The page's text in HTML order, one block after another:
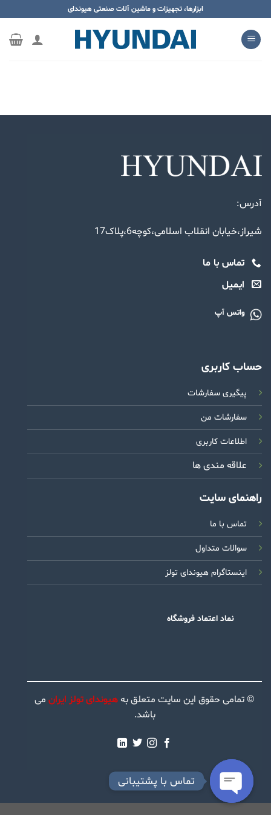
محتوا
بروید
ابزارها، تجهیزات و ماشین آلات صنعتی هیوندای
آدرس:
شیراز،خیابان انقلاب اسلامی،کوچه6،پلاک17
تماس با ما
ایمیل
واتس آپ
حساب کاربری
پیگیری سفارشات
سفارشات من
اطلاعات کاربری
علاقه مندی ها
راهنمای سایت
تماس با ما
سوالات متداول
اینستاگرام هیوندای تولز
نماد اعتماد فروشگاه
© تمامی حقوق این سایت متعلق به هیوندای تولز ایران می
باشد.
تماس با پشتیبانی